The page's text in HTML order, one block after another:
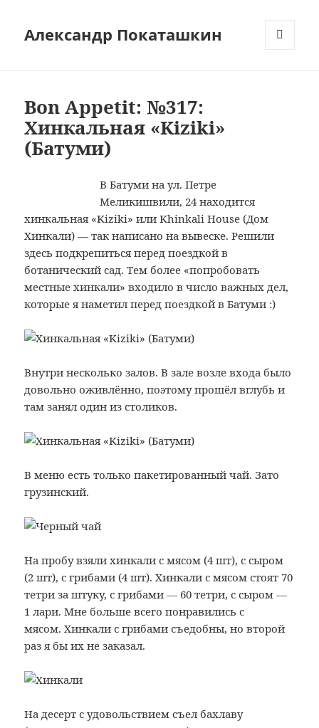
Александр Покаташкин
Bon Appetit: №317:
Хинкальная «Kiziki»
(Батуми)
В Батуми на ул. Петре
Меликишвили, 24 находится
хинкальная «Kiziki» или Khinkali House (Дом
Хинкали) — так написано на вывеске. Решили
здесь подкрепиться перед поездкой в
ботанический сад. Тем более «попробовать
местные хинкали» входило в число важных дел,
которые я наметил перед поездкой в Батуми :)
Внутри несколько залов. В зале возле входа было
довольно оживлённо, поэтому прошёл вглубь и
там занял один из столиков.
В меню есть только пакетированный чай. Зато
грузинский.
На пробу взяли хинкали с мясом (4 шт), с сыром
(2 шт), с грибами (4 шт). Хинкали с мясом стоят 70
тетри за штуку, с грибами — 60 тетри, с сыром —
1 лари. Мне больше всего понравились с
мясом. Хинкали с грибами съедобны, но второй
раз я бы их не заказал.
На десерт с удовольствием съел бахлаву